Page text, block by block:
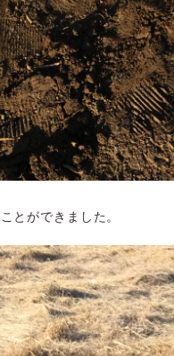
とができました。